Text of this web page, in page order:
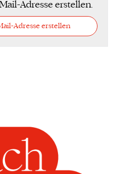
Adresse erstellen.
Adresse erstellen